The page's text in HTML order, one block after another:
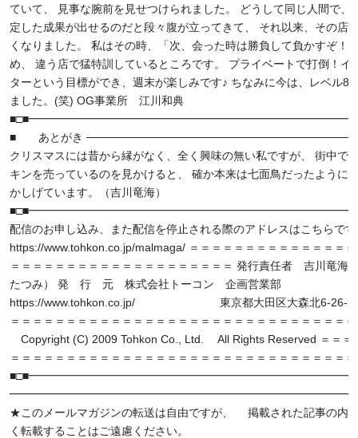
ていて、 見事な腕前を見せつけられました。 どうして同じ人間で、
定した成果が出せるのだと段々腹が立ってきて、 それ以来、その店
くなりました。 私はその時、「次、会った時は勝負して負かすぞ！
め、 違う店で猛特訓しているところです。 プライベートで打倒！イ
ターという目標ができ、週末が楽しみです♪ ちなみに今は、レベル8
ました。(笑) OG事業所 江川和典
■ あとがき
クリスマスには昔から縁がなく、全く興味の無い私ですが、 街中で
キンを売っているのを見かけると、 確か本来は七面鳥だったように
かしげています。（吉川竜海）
配信のお申し込み、また配信を停止される際のアドレスはこちらで
https://www.tohkon.co.jp/malmaga/ ＝＝＝＝＝＝＝＝＝＝＝＝＝＝
＝＝＝＝＝＝＝＝＝＝＝＝＝＝＝＝＝＝＝＝ 発行責任者 吉川竜海
たつみ） 発 行 元 株式会社トーコン 企画営業部
https://www.tohkon.co.jp/ 東京都大田区大森北6-26-22
＝＝＝＝＝＝＝＝＝＝＝＝＝＝＝＝＝＝＝＝＝＝＝＝＝＝＝＝＝＝
Copyright (C) 2009 Tohkon Co., Ltd. All Rights Reserved ＝＝＝
＝＝＝＝＝＝＝＝＝＝＝＝＝＝＝＝＝＝＝＝＝＝＝＝＝＝＝＝＝＝＝
★このメールマガジンの転送は自由ですが、 掲載された記事の内
く転載することはご遠慮ください。